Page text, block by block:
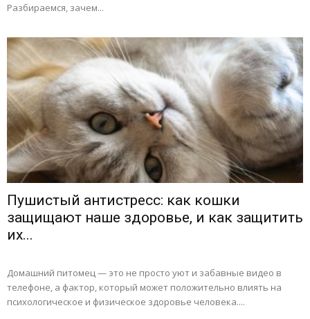
Разбираемся, зачем...
Пушистый антистресс: как кошки
защищают наше здоровье, и как защитить
их...
Домашний питомец — это не просто уют и забавные видео в
телефоне, а фактор, который может положительно влиять на
психологическое и физическое здоровье человека....